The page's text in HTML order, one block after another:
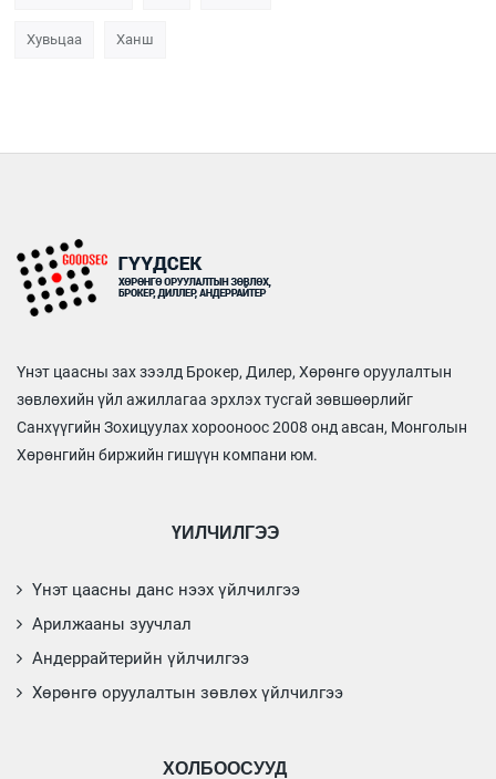
Хувьцаа Ханш
Үнэт цаасны зах зээлд Брокер, Дилер, Хөрөнгө оруулалтын
зөвлөхийн үйл ажиллагаа эрхлэх тусгай зөвшөөрлийг
Санхүүгийн Зохицуулах хорооноос 2008 онд авсан, Монголын
Хөрөнгийн биржийн гишүүн компани юм.
ҮЙЛЧИЛГЭЭ
Үнэт цаасны данс нээх үйлчилгээ
Арилжааны зуучлал
Андеррайтерийн үйлчилгээ
Хөрөнгө оруулалтын зөвлөх үйлчилгээ
ХОЛБООСУУД